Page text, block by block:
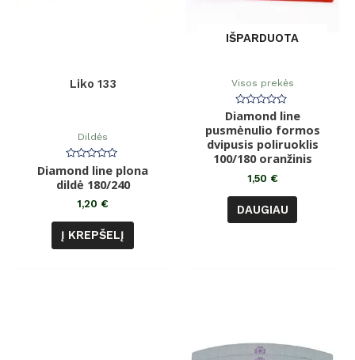
Liko 133
Dildės
Įvertinimas:
0
iš
Diamond line plona
dildė 180/240
1,20 €
Į KREPŠELĮ
IŠPARDUOTA
Visos prekės
Įvertinimas:
0
iš
5
Diamond line
pusmėnulio formos
dvipusis poliruoklis
100/180 oranžinis
1,50 €
DAUGIAU